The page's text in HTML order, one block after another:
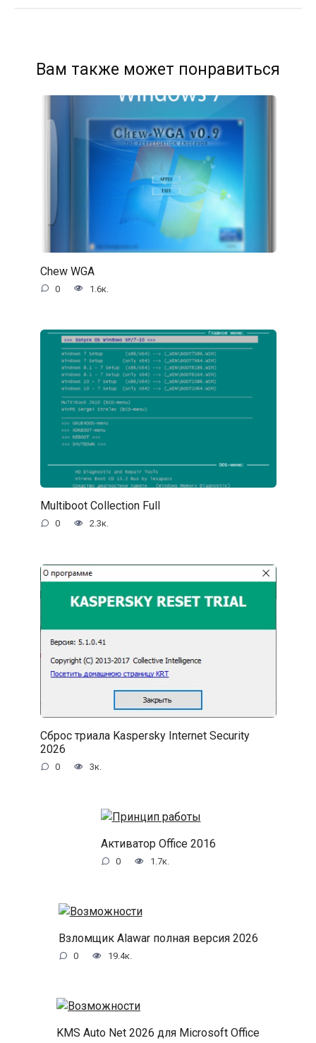
Вам также может понравиться
Chew WGA
0 1.6к.
Multiboot Collection Full
0 2.3к.
Сброс триала Kaspersky Internet Security
2026
0 3к.
Активатор Office 2016
0 1.7к.
Взломщик Alawar полная версия 2026
0 19.4к.
KMS Auto Net 2026 для Microsoft Office